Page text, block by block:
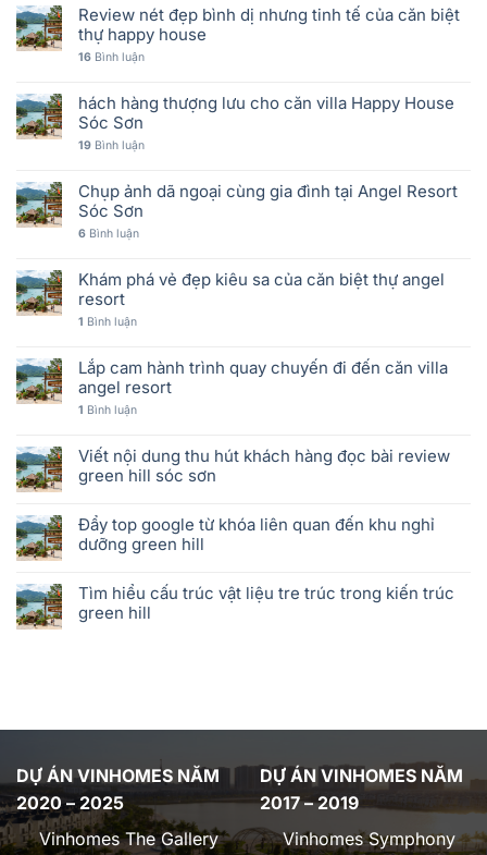
Review nét đẹp bình dị nhưng tinh tế của căn biệt
thự happy house
16 Bình luận
hách hàng thượng lưu cho căn villa Happy House
Sóc Sơn
19 Bình luận
Chụp ảnh dã ngoại cùng gia đình tại Angel Resort
Sóc Sơn
6 Bình luận
Khám phá vẻ đẹp kiêu sa của căn biệt thự angel
resort
1 Bình luận
Lắp cam hành trình quay chuyến đi đến căn villa
angel resort
1 Bình luận
Viết nội dung thu hút khách hàng đọc bài review
green hill sóc sơn
Đẩy top google từ khóa liên quan đến khu nghỉ
dưỡng green hill
Tìm hiểu cấu trúc vật liệu tre trúc trong kiến trúc
green hill
DỰ ÁN VINHOMES NĂM
2020 – 2025
Vinhomes The Gallery
DỰ ÁN VINHOMES NĂM
2017 – 2019
Vinhomes Symphony